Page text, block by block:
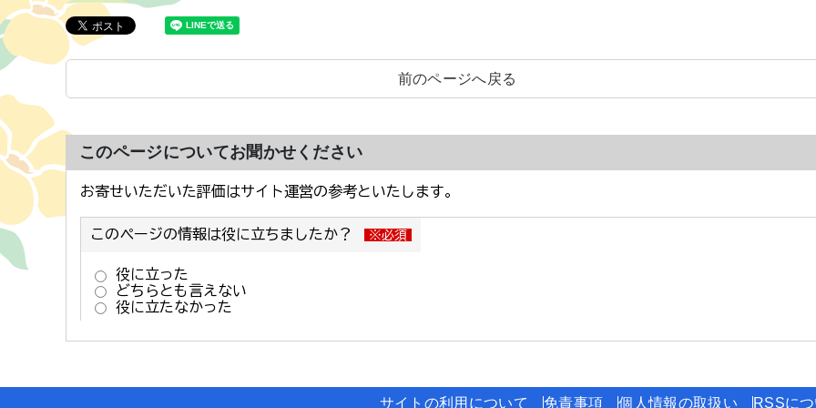
前のページへ戻る
このページについてお聞かせください
サイトの利用について 免責事項 個人情報の取扱い RSSに